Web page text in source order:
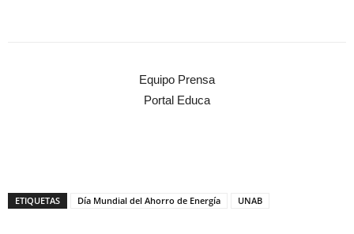
Equipo Prensa
Portal Educa
ETIQUETAS Día Mundial del Ahorro de Energía UNAB